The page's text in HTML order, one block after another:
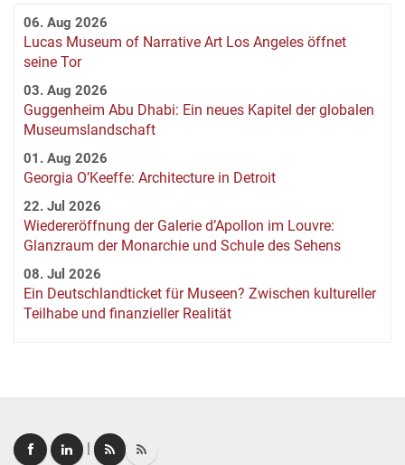
06. Aug 2026
Lucas Museum of Narrative Art Los Angeles öffnet
seine Tor
03. Aug 2026
Guggenheim Abu Dhabi: Ein neues Kapitel der globalen
Museumslandschaft
01. Aug 2026
Georgia O’Keeffe: Architecture in Detroit
22. Jul 2026
Wiedereröffnung der Galerie d’Apollon im Louvre:
Glanzraum der Monarchie und Schule des Sehens
08. Jul 2026
Ein Deutschlandticket für Museen? Zwischen kultureller
Teilhabe und finanzieller Realität